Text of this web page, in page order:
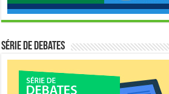
Série de Debates